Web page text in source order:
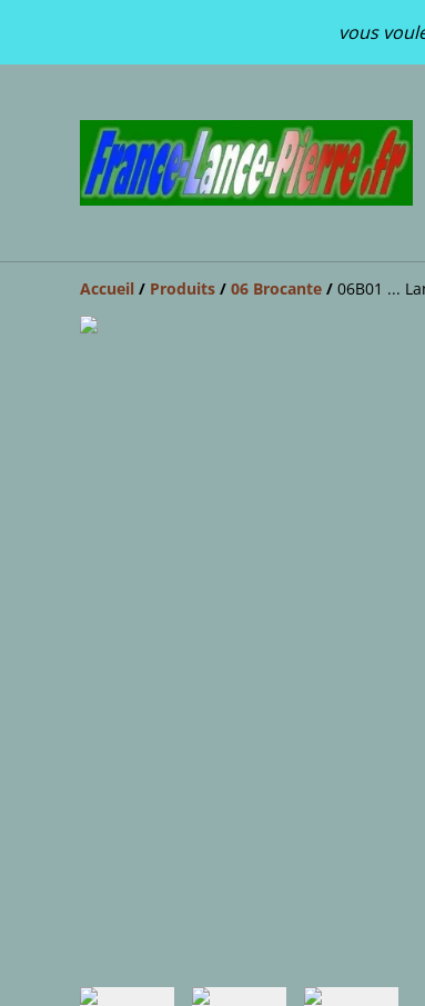
vous
Accueil / Produits / 06 Brocante / 06B01 ...